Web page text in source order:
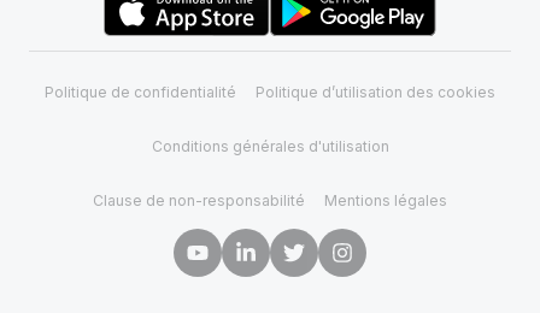
Politique de confidentialité Politique d’utilisation des cookies
Conditions générales d'utilisation
Clause de non-responsabilité Mentions légales